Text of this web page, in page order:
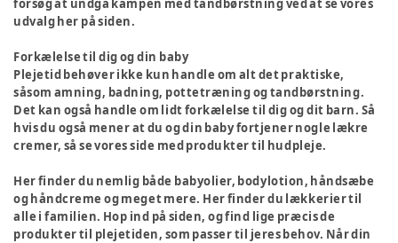
forsøg at undgå kampen med tandbørstning ved at se vores
udvalg her på siden.
Forkælelse til dig og din baby
Plejetid behøver ikke kun handle om alt det praktiske,
såsom amning, badning, pottetræning og tandbørstning.
Det kan også handle om lidt forkælelse til dig og dit barn. Så
hvis du også mener at du og din baby fortjener nogle lækre
cremer, så se vores side med produkter til hudpleje.
Her finder du nemlig både babyolier, bodylotion, håndsæbe
og håndcreme og meget mere. Her finder du lækkerier til
alle i familien. Hop ind på siden, og find lige præcis de
produkter til plejetiden, som passer til jeres behov. Når din